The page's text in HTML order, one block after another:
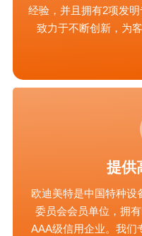
经验，并且拥有2项发
致力于不断创新，为
提供
欧迪美特是中国特种
委员会会员单位，拥
AAA级信用企业。我们